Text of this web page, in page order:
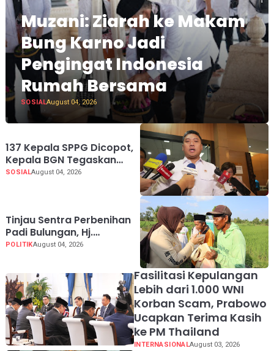
Muzani: Ziarah ke Makam
Bung Karno Jadi
Pengingat Indonesia
Rumah Bersama
SOSIALAugust 04, 2026
137 Kepala SPPG Dicopot,
Kepala BGN Tegaskan
Zero Tolerance Kasus
SOSIALAugust 04, 2026
Tinjau Sentra Perbenihan
Padi Bulungan, Hj.
Rahmawati: Program
POLITIKAugust 04, 2026
Fasilitasi Kepulangan
Lebih dari 1.000 WNI
Korban Scam, Prabowo
Ucapkan Terima Kasih
ke PM Thailand
INTERNASIONALAugust 03, 2026